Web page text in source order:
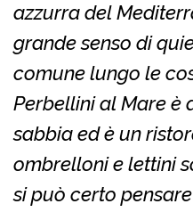
azzurra del
grande senso di
comune lungo le
Perbellini al Mare è
sabbia ed è un
ombrelloni e lettini
si può certo